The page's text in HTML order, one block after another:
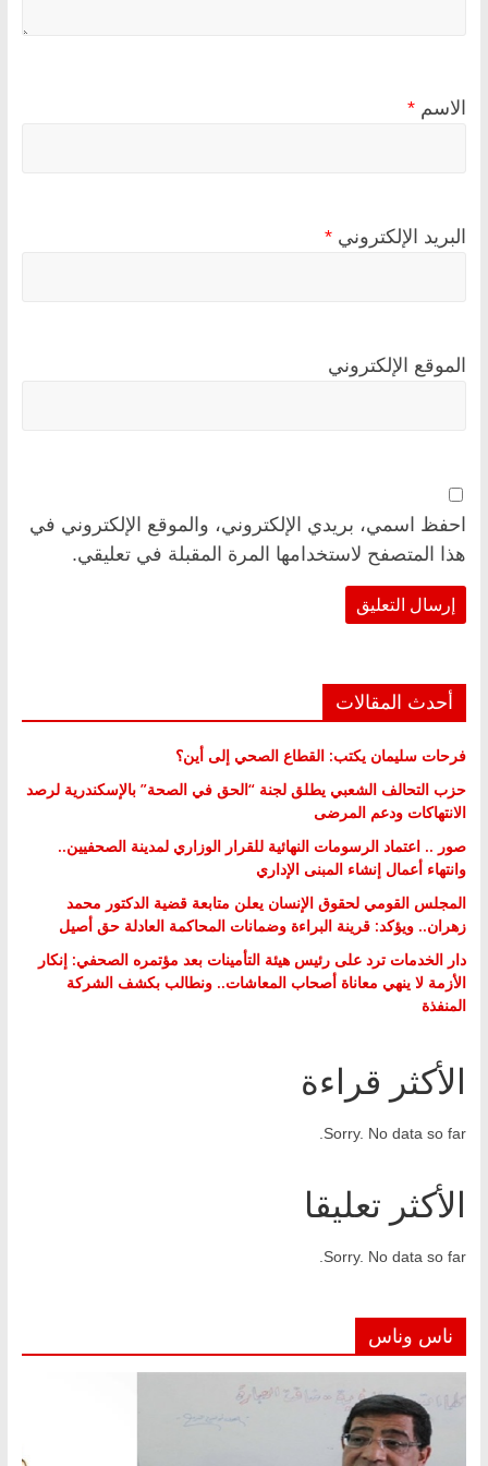
الاسم *
البريد الإلكتروني *
الموقع الإلكتروني
احفظ اسمي، بريدي الإلكتروني، والموقع الإلكتروني في
هذا المتصفح لاستخدامها المرة المقبلة في تعليقي.
أحدث المقالات
فرحات سليمان يكتب: القطاع الصحي إلى أين؟
حزب التحالف الشعبي يطلق لجنة “الحق في الصحة” بالإسكندرية لرصد
الانتهاكات ودعم المرضى
صور .. اعتماد الرسومات النهائية للقرار الوزاري لمدينة الصحفيين..
وانتهاء أعمال إنشاء المبنى الإداري
المجلس القومي لحقوق الإنسان يعلن متابعة قضية الدكتور محمد
زهران.. ويؤكد: قرينة البراءة وضمانات المحاكمة العادلة حق أصيل
دار الخدمات ترد على رئيس هيئة التأمينات بعد مؤتمره الصحفي: إنكار
الأزمة لا ينهي معاناة أصحاب المعاشات.. ونطالب بكشف الشركة
المنفذة
الأكثر قراءة
Sorry. No data so far.
الأكثر تعليقا
Sorry. No data so far.
ناس وناس